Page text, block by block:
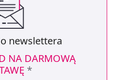
newslettera
NA DARMOWĄ
*